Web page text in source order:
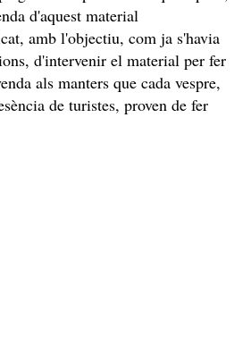
d'aquest material
amb l'objectiu, com ja s'havia
d'intervenir el material per fer
als manters que cada vespre,
de turistes, proven de fer